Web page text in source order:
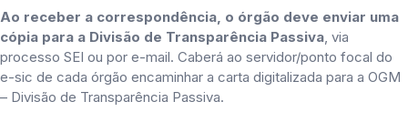
Ao receber a correspondência, o órgão deve enviar uma
cópia para a Divisão de Transparência Passiva, via
processo SEI ou por e-mail. Caberá ao servidor/ponto focal do
e-sic de cada órgão encaminhar a carta digitalizada para a OGM
– Divisão de Transparência Passiva.